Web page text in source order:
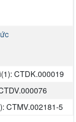
CTDK.000019
CTMV.002181-5